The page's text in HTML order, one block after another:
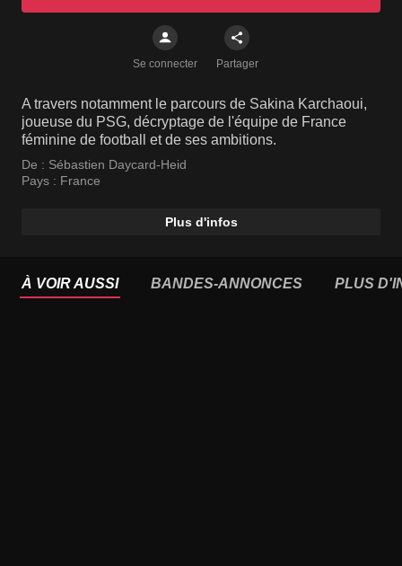
Se connecter Partager
A travers notamment le parcours de Sakina Karchaoui,
joueuse du PSG, décryptage de l'équipe de France
féminine de football et de ses ambitions.
De : Sébastien Daycard-Heid
Pays : France
Plus d'infos
À VOIR AUSSI BANDES-ANNONCES PLUS